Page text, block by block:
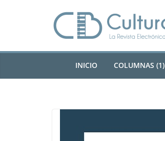
INICIO COLUMNAS (1)